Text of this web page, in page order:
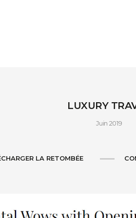
LUXURY
Juin 2019
LA RETOMBÉE